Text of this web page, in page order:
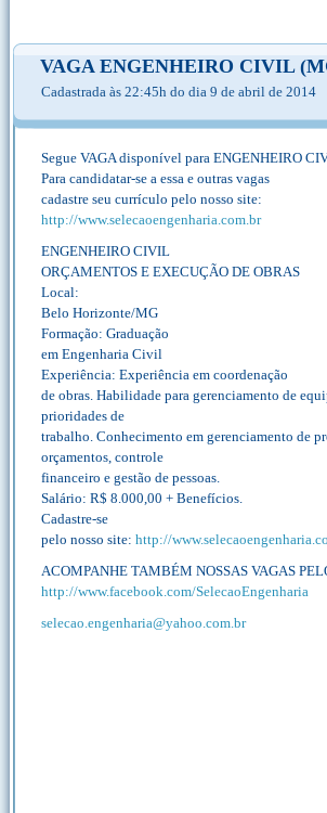
VAGA ENGENHEIRO CIVIL
Cadastrada às 22:45h do dia 9 de abril de 2014
Segue VAGA disponível para ENGENHEIRO
Para candidatar-se a essa e outras vagas
cadastre seu currículo pelo nosso site:
http://www.selecaoengenharia.com.br
ENGENHEIRO CIVIL
ORÇAMENTOS E EXECUÇÃO DE OBRAS
Local:
Belo Horizonte/MG
Formação: Graduação
em Engenharia Civil
Experiência: Experiência em coordenação
de obras. Habilidade para gerenciamento de
prioridades de
trabalho. Conhecimento em gerenciamento de
orçamentos, controle
financeiro e gestão de pessoas.
Salário: R$ 8.000,00 + Benefícios.
Cadastre-se
pelo nosso site: http://
ACOMPANHE TAMBÉM NOSSAS VAGAS
http://www.facebook.com/SelecaoEngenharia
selecao.engenharia@yahoo.com.br